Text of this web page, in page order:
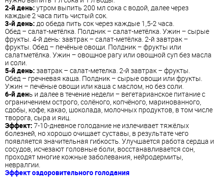
2-й день: утром выпить 200 мл сока с водой, далее через
каждые 2 часа пить чистый сок.
3-й день: до обеда пить сок через каждые 1,5-2 часа.
Обед – салат-метёлка. Полдник – салат-метёлка. Ужин – сырые
фрукты. 4-й день: завтрак – салат-метёлка. 2-й завтрак –
фрукты. Обед – печёные овощи. Полдник – фрукты или
салатметёлка. Ужин – овощное рагу или овощной суп без масла
и соли.
5-й день: завтрак – салат-метелка. 2-й завтрак – фрукты.
Обед – гречневая каша. Полдник – сырые овощи или фрукты.
Ужин – печёные овощи или каша с маслом, но без соли.
6-й день и далее в течение недели – вегетарианское питание с
ограничением острого, солёного, копчёного, маринованного,
сдобы, кофе, какао, шоколада, молочных продуктов, в том числе
творога, сыра и яиц.
Эффект: 7-10-дневное голодание не излечивает тяжёлых
болезней, но хорошо очищает суставы, в результате чего
появляется значительная гибкость. Улучшается работа сердца и
сосудов, исчезают головные боли, восстанавливается сон,
проходят многие кожные заболевания, нейродермиты,
невралгии.
Эффект оздоровительного голодания